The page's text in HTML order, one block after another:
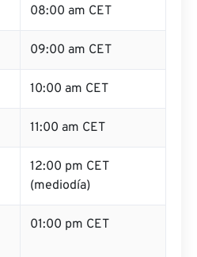
08:00 am CET
09:00 am CET
10:00 am CET
11:00 am CET
12:00 pm CET
(mediodía)
01:00 pm CET